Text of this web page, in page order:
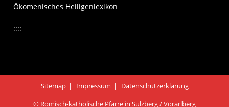
Ökomenisches Heiligenlexikon
::::
Sitemap Impressum
Datenschutzerklärung
© Römisch-katholische Pfarre in Sulzberg / Vorarlberg